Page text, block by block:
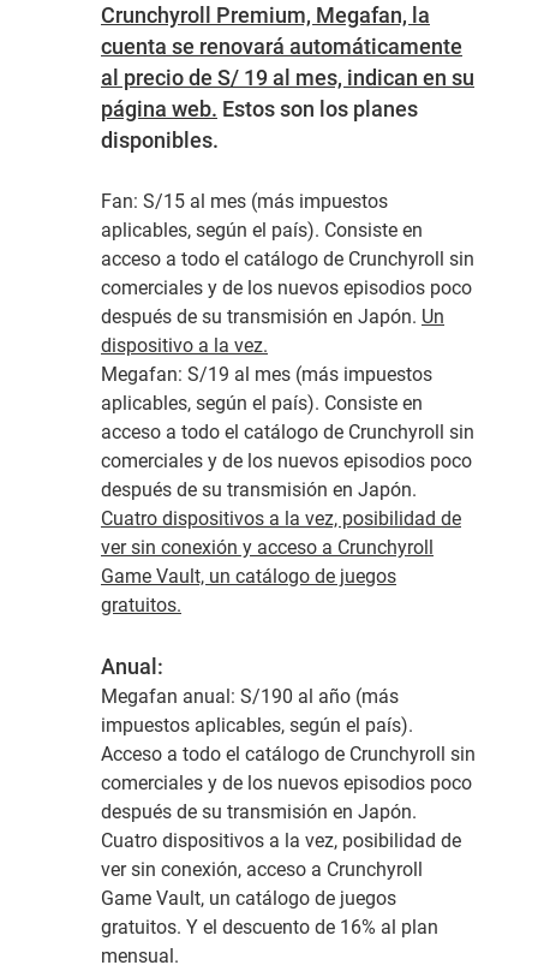
Crunchyroll Premium, Megafan, la
cuenta se renovará automáticamente
al precio de S/ 19 al mes, indican en su
página web. Estos son los planes
disponibles.
Fan: S/15 al mes (más impuestos
aplicables, según el país). Consiste en
acceso a todo el catálogo de Crunchyroll sin
comerciales y de los nuevos episodios poco
después de su transmisión en Japón. Un
dispositivo a la vez.
Megafan: S/19 al mes (más impuestos
aplicables, según el país). Consiste en
acceso a todo el catálogo de Crunchyroll sin
comerciales y de los nuevos episodios poco
después de su transmisión en Japón.
Cuatro dispositivos a la vez, posibilidad de
ver sin conexión y acceso a Crunchyroll
Game Vault, un catálogo de juegos
gratuitos.
Anual:
Megafan anual: S/190 al año (más
impuestos aplicables, según el país).
Acceso a todo el catálogo de Crunchyroll sin
comerciales y de los nuevos episodios poco
después de su transmisión en Japón.
Cuatro dispositivos a la vez, posibilidad de
ver sin conexión, acceso a Crunchyroll
Game Vault, un catálogo de juegos
gratuitos. Y el descuento de 16% al plan
mensual.